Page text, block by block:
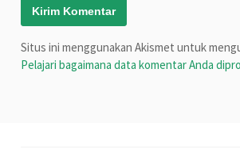
Situs ini menggunakan Akismet untuk
Pelajari bagaimana data komentar Anda